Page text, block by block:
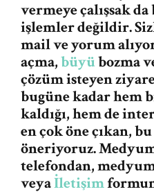
vermeye çalışsak
işlemler değildir.
mail ve yorum
açma,büyübozma
çözüm isteyen
bugüne kadar hem
kaldığı, hem de
en çok öne çıkan,
öneriyoruz. Medyum
telefondan,
veyaİletişim